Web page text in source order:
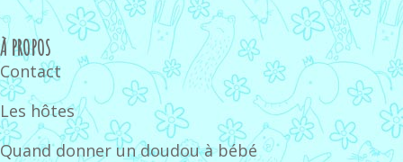
À PROPOS
Contact
Les hôtes
Quand donner un doudou à bébé